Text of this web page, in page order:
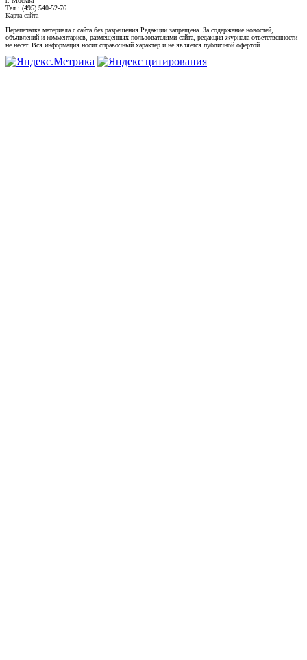
Тел.: (495) 540-52-76
Карта сайта
Перепечатка материала с сайта без разрешения Редакции запрещена. За содержание новостей,
объявлений и комментариев, размещенных пользователями сайта, редакция журнала ответственности
не несет. Вся информация носит справочный характер и не является публичной офертой.